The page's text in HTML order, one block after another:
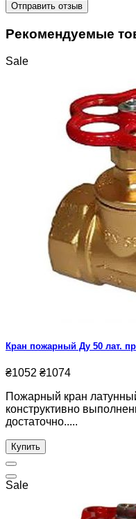
Отправить отзыв
Рекомендуемые
Sale
Кран пожарный Ду 50 лат.
₴1052 ₴1074
Пожарный кран
конструктивно
достаточно.....
Купить
Sale